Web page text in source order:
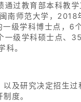
过教育部本科教
师范大学，2018
级学科博士点，6
级学科硕士点、
。
及研究决定招生
度。